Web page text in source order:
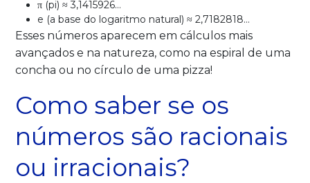
π (pi) ≈ 3,1415926…
e (a base do logaritmo natural) ≈ 2,7182818…
Esses números aparecem em cálculos mais
avançados e na natureza, como na espiral de uma
concha ou no círculo de uma pizza!
Como saber se os
números são racionais
ou irracionais?